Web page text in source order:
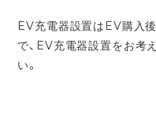
EV充電器設置はEV購入
で、EV充電器設置をお考
い。